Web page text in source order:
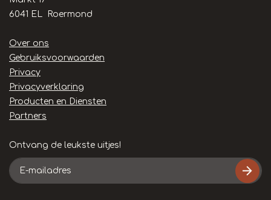
6041 EL Roermond
Handige
links
Over ons
Gebruiksvoorwaarden
Privacy
Privacyverklaring
Producten en Diensten
Partners
Ontvang de leukste uitjes!
E-
mailadres